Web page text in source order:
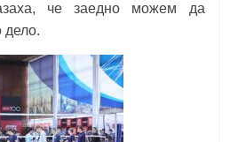
че заедно можем да
дело.